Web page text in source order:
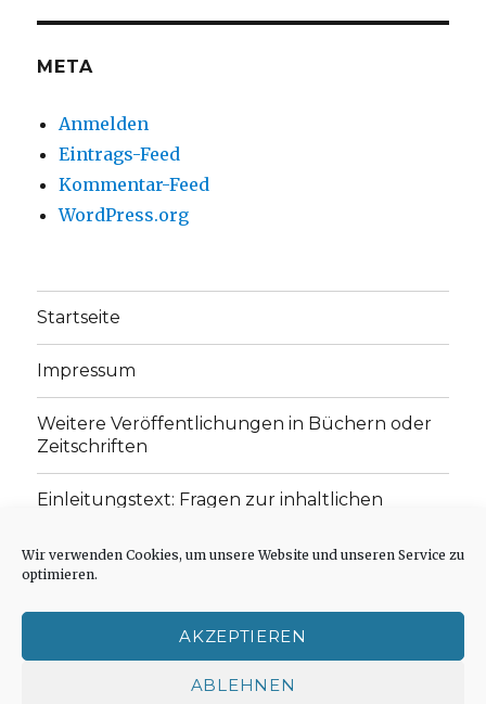
Wir verwenden Cookies, um unsere Website und unseren Service zu
optimieren.
AKZEPTIEREN
ABLEHNEN
anzeigenanzeigen
META
Anmelden
Eintrags-Feed
Kommentar-Feed
WordPress.org
Startseite
Impressum
Weitere Veröffentlichungen in Büchern oder
Zeitschriften
Einleitungstext: Fragen zur inhaltlichen
„schwachen Glaubens“
Cookie-Richtlinie (EU)